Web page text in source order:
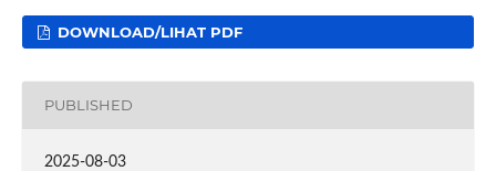
DOWNLOAD/LIHAT PDF
PUBLISHED
2025-08-03